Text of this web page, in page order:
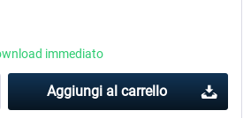
immediato
Aggiungi al carrello